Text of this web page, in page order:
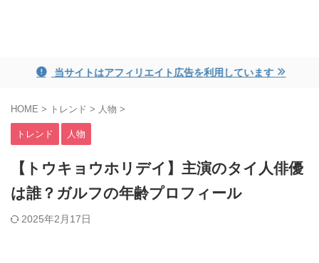
当サイトはアフィリエイト広告を利用しています
HOME > トレンド > 人物 >
トレンド 人物
【トウキョウホリデイ】主演のタイ人俳優
は誰？ガルフの年齢プロフィール
2025年2月17日